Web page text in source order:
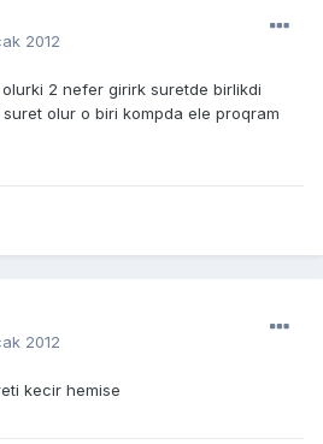
2012
2 nefer girirk suretde birlikdi
olur o biri kompda ele proqram
2012
kecir hemise